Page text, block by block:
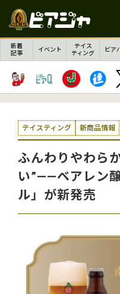
新着
記事
イベント
テイス
ティング
ビア
テイスティング 新商品情報
ふんわりやわら
い”——ベアレン
ル」が新発売